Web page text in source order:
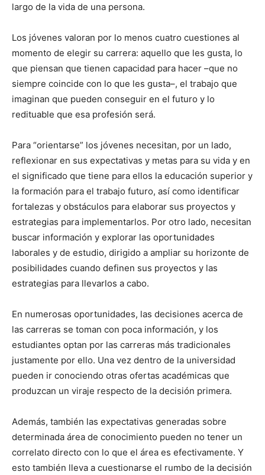
largo de la vida de una persona.
Los jóvenes valoran por lo menos cuatro cuestiones al
momento de elegir su carrera: aquello que les gusta, lo
que piensan que tienen capacidad para hacer –que no
siempre coincide con lo que les gusta–, el trabajo que
imaginan que pueden conseguir en el futuro y lo
redituable que esa profesión será.
Para “orientarse” los jóvenes necesitan, por un lado,
reflexionar en sus expectativas y metas para su vida y en
el significado que tiene para ellos la educación superior y
la formación para el trabajo futuro, así como identificar
fortalezas y obstáculos para elaborar sus proyectos y
estrategias para implementarlos. Por otro lado, necesitan
buscar información y explorar las oportunidades
laborales y de estudio, dirigido a ampliar su horizonte de
posibilidades cuando definen sus proyectos y las
estrategias para llevarlos a cabo.
En numerosas oportunidades, las decisiones acerca de
las carreras se toman con poca información, y los
estudiantes optan por las carreras más tradicionales
justamente por ello. Una vez dentro de la universidad
pueden ir conociendo otras ofertas académicas que
produzcan un viraje respecto de la decisión primera.
Además, también las expectativas generadas sobre
determinada área de conocimiento pueden no tener un
correlato directo con lo que el área es efectivamente. Y
esto también lleva a cuestionarse el rumbo de la decisión